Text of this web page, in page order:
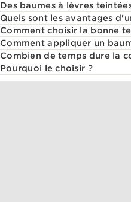
Des baumes à lèvres
Quels sont les avantages
Comment choisir la bonne
Comment appliquer un
Combien de temps dure la
Pourquoi le choisir ?